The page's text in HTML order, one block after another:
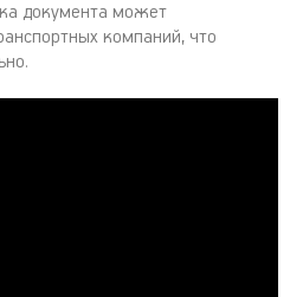
документа может
компаний, что